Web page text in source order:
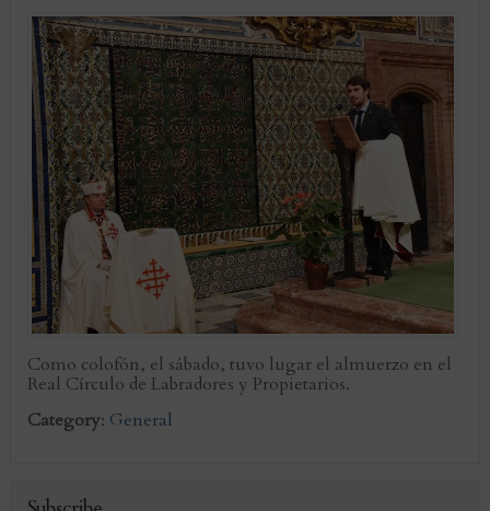
Como colofón, el sábado, tuvo lugar el almuerzo en el
Real Círculo de Labradores y Propietarios.
Category: General